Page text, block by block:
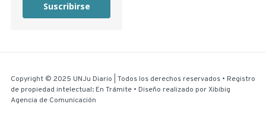
Suscribirse
Copyright © 2025 UNJu Diario | Todos los derechos reservados • Registro
de propiedad intelectual: En Trámite • Diseño realizado porXibibig
Agencia de Comunicación